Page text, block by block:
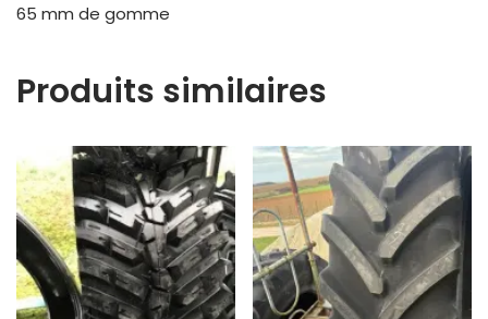
65 mm de gomme
Produits similaires